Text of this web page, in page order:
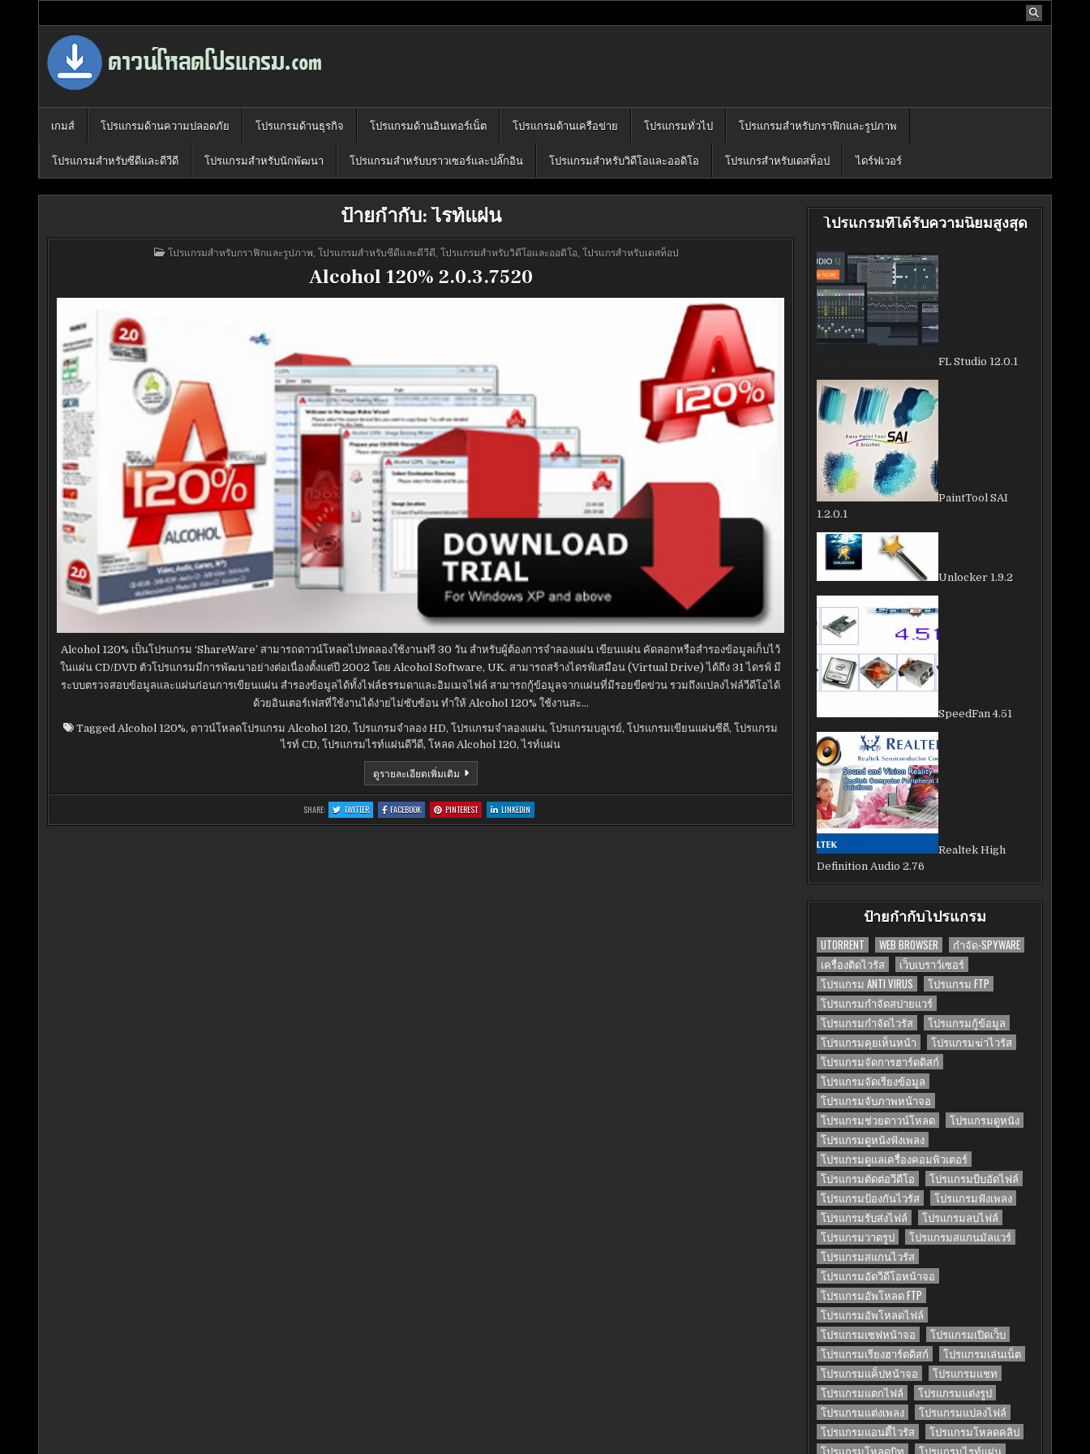
Download Program Free | ดาวน์โหลดโปรแกรมฟรี
ดาวน์โหลดโปรแกรม ดอท คอม รวบรวมโปรแกรมดี โปรแกรมฟรี ไว้ให้คุณได้เลือก download ไว้มากมาย
เกมส์ โปรแกรมด้านความปลอดภัย โปรแกรมด้านธุรกิจ โปรแกรมด้านอินเทอร์เน็ต โปรแกรมด้านเครือข่าย โปรแกรมทั่วไป โปรแกรมสำหรับกราฟิกและรูปภาพ
โปรแกรมสำหรับซีดีและดีวีดี โปรแกรมสำหรับนักพัฒนา โปรแกรมสำหรับบราวเซอร์และปลั๊กอิน โปรแกรมสำหรับวิดีโอและออดิโอ โปรแกรสำหรับเดสท็อป ไดร์ฟเวอร์
ป้ายกำกับ:ไรท์แผ่น
POSTED
IN
โปรแกรมสำหรับกราฟิกและรูปภาพ โปรแกรมสำหรับซีดีและดีวีดี โปรแกรมสำหรับวิดีโอและออดิโอ โปรแกรสำหรับเดสท็อป
Alcohol 120% 2.0.3.7520
Alcohol 120% เป็นโปรแกรม ‘ShareWare’ สามารถดาวน์โหลดไปทดลองใช้งานฟรี 30 วัน สำหรับผู้ต้องการจำลองแผ่น เขียนแผ่น คัดลอกหรือสำรองข้อมูลเก็บไว้
ในแผ่น CD/DVD ตัวโปรแกรมมีการพัฒนาอย่างต่อเนื่องตั้งแต่ปี 2002 โดย Alcohol Software, UK. สามารถสร้างไดรฟ์เสมือน (Virtual Drive) ได้ถึง 31 ไดรฟ์ มี
ระบบตรวจสอบข้อมูลและแผ่นก่อนการเขียนแผ่น สำรองข้อมูลได้ทั้งไฟล์ธรรมดาและอิมเมจไฟล์ สามารถกู้ข้อมูลจากแผ่นที่มีรอยขีดข่วน รวมถึงแปลงไฟล์วีดีโอได้
ด้วยอินเตอร์เฟสที่ใช้งานได้ง่ายไม่ซับซ้อน ทำให้ Alcohol 120% ใช้งานสะ…
Tagged Alcohol 120%, ดาวน์โหลดโปรแกรม Alcohol 120, โปรแกรมจำลอง HD, โปรแกรมจำลองแผ่น, โปรแกรมบลูเรย์, โปรแกรมเขียนแผ่นซีดี, โปรแกรม
ไรท์ CD, โปรแกรมไรท์แผ่นดีวีดี, โหลด Alcohol 120,ไรท์แผ่น
ดูรายละเอียดเพิ่มเติมALCOHOL
120%
2.0.3.7520
SHARE: TWITTER:
ALCOHOL
120%
FACEBOOK:
ALCOHOL
120%
PINTEREST:
ALCOHOL
120%
LINKEDIN
ALCOHOL
120%
โปรแกรมที่ได้รับความนิยมสูงสุด
FL Studio 12.0.1
PaintTool SAI
1.2.0.1
Unlocker 1.9.2
SpeedFan 4.51
Realtek High
Definition Audio 2.76
ป้ายกำกับโปรแกรม
UTORRENT WEB BROWSER
กำจัด-SPYWARE
เครื่องติดไวรัส
เว็บเบราว์เซอร์
โปรแกรม ANTI VIRUS
โปรแกรม FTP
โปรแกรมกำจัดสปายแวร์
โปรแกรมกำจัดไวรัส
โปรแกรมกู้ข้อมูล
โปรแกรมคุยเห็นหน้า
โปรแกรมฆ่าไวรัส
โปรแกรมจัดการฮาร์ดดิสก์
โปรแกรมจัดเรียงข้อมูล
โปรแกรมจับภาพหน้าจอ
โปรแกรมช่วยดาวน์โหลด
โปรแกรมดูหนัง
โปรแกรมดูหนังฟังเพลง
โปรแกรมดูแลเครื่องคอมพิวเตอร์
โปรแกรมตัดต่อวีดีโอ
โปรแกรมบีบอัดไฟล์
โปรแกรมป้องกันไวรัส
โปรแกรมฟังเพลง
โปรแกรมรับส่งไฟล์
โปรแกรมลบไฟล์
โปรแกรมวาดรูป
โปรแกรมสแกนมัลแวร์
โปรแกรมสแกนไวรัส
โปรแกรมอัดวีดีโอหน้าจอ
โปรแกรมอัพโหลด FTP
โปรแกรมอัพโหลดไฟล์
โปรแกรมเซฟหน้าจอ
โปรแกรมเปิดเว็บ
โปรแกรมเรียงฮาร์ดดิสก์
โปรแกรมเล่นเน็ต
โปรแกรมแค็ปหน้าจอ
โปรแกรมแชท
โปรแกรมแตกไฟล์
โปรแกรมแต่งรูป
โปรแกรมแต่งเพลง
โปรแกรมแปลงไฟล์
โปรแกรมแอนตี้ไวรัส
โปรแกรมโหลดคลิป
โปรแกรมโหลดบิท
โปรแกรมไรท์แผ่น